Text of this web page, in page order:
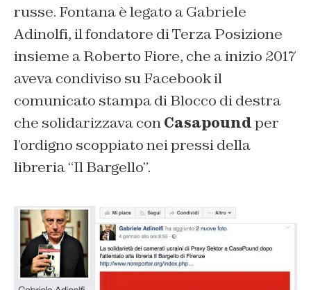
russe. Fontana è legato a Gabriele
Adinolfi, il fondatore di Terza Posizione
insieme a Roberto Fiore, che a inizio 2017
aveva condiviso su Facebook il
comunicato stampa di Blocco di destra
che solidarizzava conCasapoundper
l’ordigno scoppiato nei pressi della
libreria “Il Bargello”.